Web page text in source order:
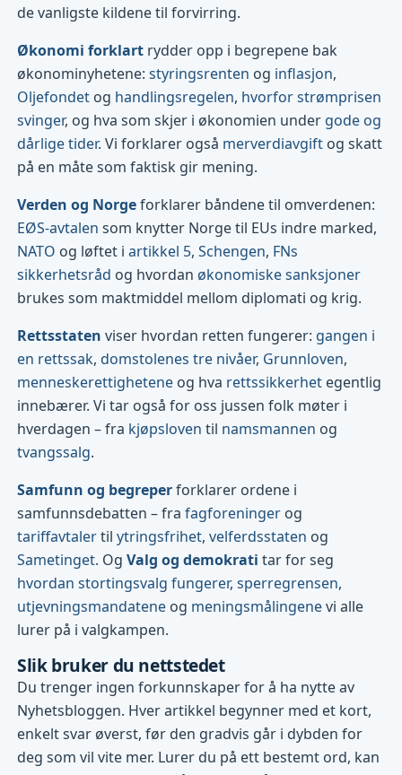
de vanligste kildene til forvirring.
Økonomi forklart rydder opp i begrepene bak
økonominyhetene:styringsrenten og inflasjon,
Oljefondet og handlingsregelen, hvorfor strømprisen
svinger, og hva som skjer i økonomien under gode og
dårlige tider. Vi forklarer også merverdiavgift og skatt
på en måte som faktisk gir mening.
Verden og Norgeforklarer båndene til omverdenen:
EØS-avtalen som knytter Norge til EUs indre marked,
NATO og løftet iartikkel 5,Schengen, FNs
sikkerhetsråd og hvordan økonomiske sanksjoner
brukes som maktmiddel mellom diplomati og krig.
Rettsstaten viser hvordan retten fungerer: gangen i
en rettssak,domstolenes tre nivåer, Grunnloven,
menneskerettighetene og hva rettssikkerhet egentlig
innebærer. Vi tar også for oss jussen folk møter i
hverdagen – fra kjøpsloven til namsmannen og
tvangssalg.
Samfunn og begreperforklarer ordene i
samfunnsdebatten – frafagforeninger og
tariffavtalertilytringsfrihet,velferdsstaten og
Sametinget. OgValg og demokrati tar for seg
hvordan stortingsvalg fungerer,sperregrensen,
utjevningsmandatene og meningsmålingenevi alle
lurer på i valgkampen.
Slik bruker du nettstedet
Du trenger ingen forkunnskaper for å ha nytte av
Nyhetsbloggen. Hver artikkel begynner med et kort,
enkelt svar øverst, før den gradvis går i dybden for
deg som vil vite mer. Lurer du på ett bestemt ord, kan